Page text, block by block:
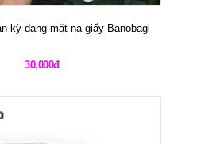
kỳ dạng mặt nạ giấy Banobagi
30.000đ